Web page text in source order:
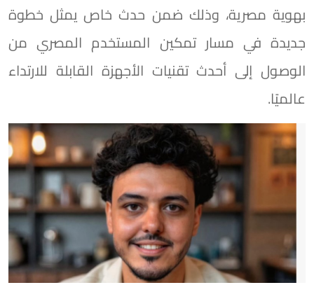
بهوية مصرية، وذلك ضمن حدث خاص يمثل خطوة
جديدة في مسار تمكين المستخدم المصري من
الوصول إلى أحدث تقنيات الأجهزة القابلة للارتداء
عالميًا.